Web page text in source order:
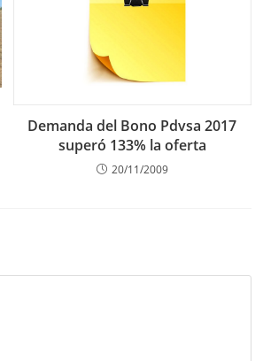
Demanda del Bono Pdvsa 2017
superó 133% la oferta
20/11/2009